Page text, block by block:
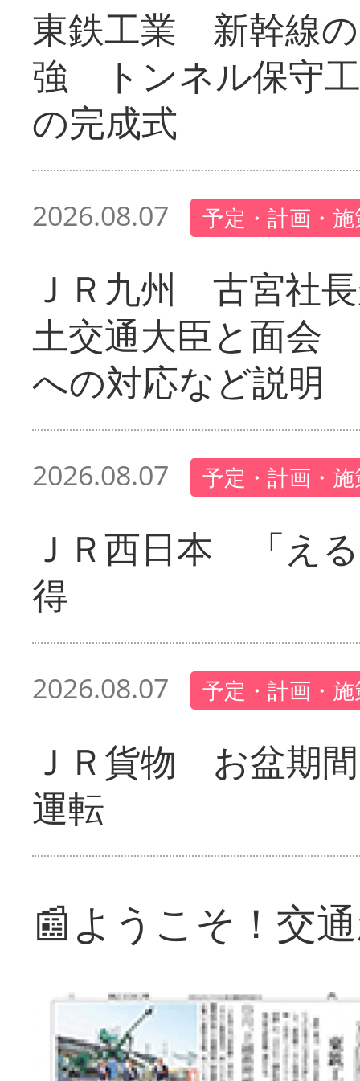
東鉄工業 新幹線
強 トンネル保守
の完成式
2026.08.07 予定・計画・
ＪＲ九州 古宮社
土交通大臣と面会
への対応など説明
2026.08.07 予定・計画・
ＪＲ西日本 「え
得
2026.08.07 予定・計画・
ＪＲ貨物 お盆期
運転
📰ようこそ！交